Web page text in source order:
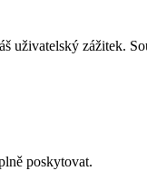
uživatelský zážitek.
poskytovat.